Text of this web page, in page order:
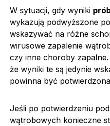
W sytuacji, gdy wyniki
wykazują podwyższone
wskazywać na różne
wirusowe zapalenie
czy inne choroby
że wyniki te są jedynie
powinna być
Jeśli po potwierdzeniu
wątrobowych konieczne